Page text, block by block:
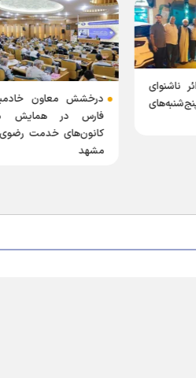
از ۴۰ زائر ناشنوای
درخشش معاون
فارس در همایش
کانون‌های خدمت
مشهد